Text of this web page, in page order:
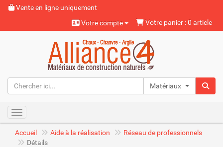
Vente en ligne uniquement
Votre compte
Votre panier : 0 article
Matériaux naturels
Toggle navigation
Accueil Aide à la réalisation
Réseau de professionnels
Détails